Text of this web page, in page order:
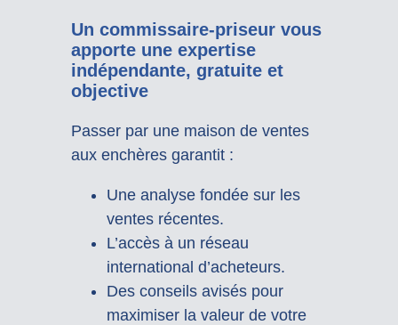
Un commissaire-priseur vous
apporte une expertise
indépendante, gratuite et
objective
Passer par une maison de ventes
aux enchères garantit :
Une analyse fondée sur les
ventes récentes.
L’accès à un réseau
international d’acheteurs.
Des conseils avisés pour
maximiser la valeur de votre